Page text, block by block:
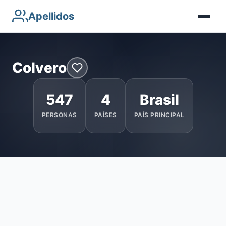
Apellidos
Colvero
547
PERSONAS
4
PAÍSES
Brasil
PAÍS PRINCIPAL